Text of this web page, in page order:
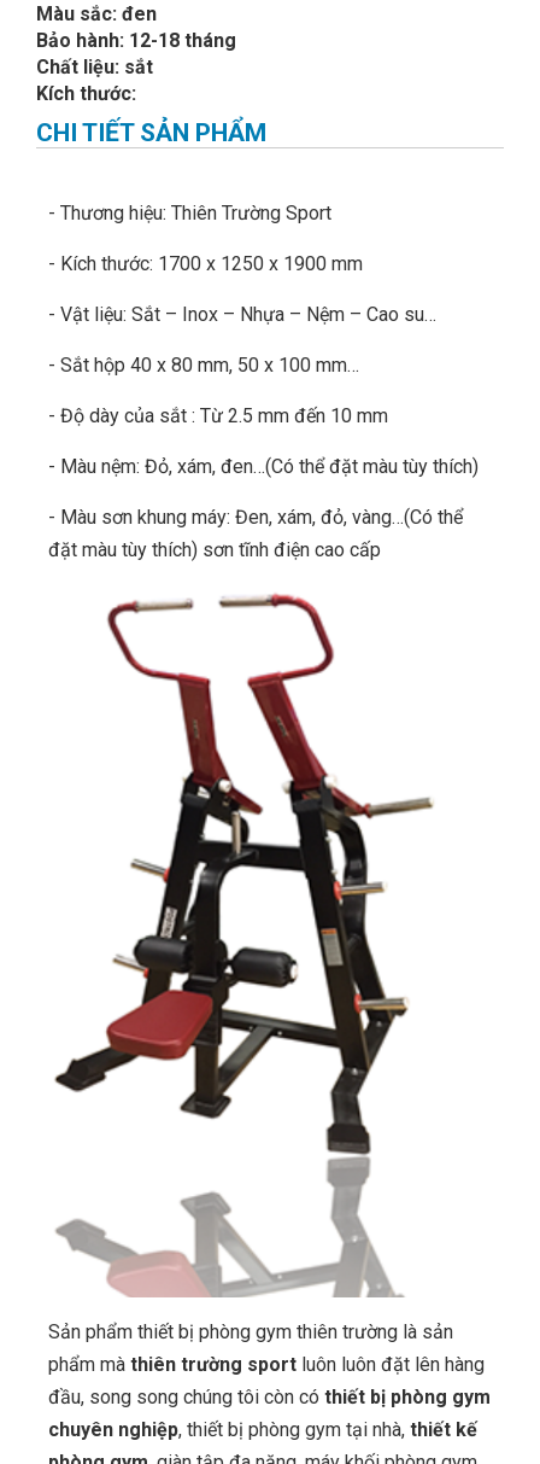
Màu sắc: đen
Bảo hành: 12-18 tháng
Chất liệu: sắt
Kích thước:
CHI TIẾT SẢN PHẨM
- Thương hiệu: Thiên Trường Sport
- Kích thước: 1700 x 1250 x 1900 mm
- Vật liệu: Sắt – Inox – Nhựa – Nệm – Cao su…
- Sắt hộp 40 x 80 mm, 50 x 100 mm…
- Độ dày của sắt : Từ 2.5 mm đến 10 mm
- Màu nệm: Đỏ, xám, đen…(Có thể đặt màu tùy thích)
- Màu sơn khung máy: Đen, xám, đỏ, vàng…(Có thể
đặt màu tùy thích) sơn tĩnh điện cao cấp
Sản phẩm thiết bị phòng gym thiên trường là sản
phẩm mà thiên trường sport luôn luôn đặt lên hàng
đầu, song song chúng tôi còn có thiết bị phòng gym
chuyên nghiệp, thiết bị phòng gym tại nhà, thiết kế